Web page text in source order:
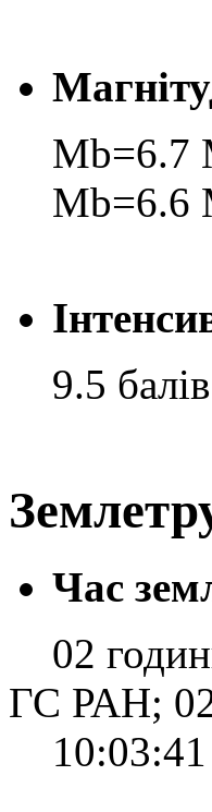
Mb=6.7
Mb=6.6
9.5
Час
02
ГС РАН;
10:03:41